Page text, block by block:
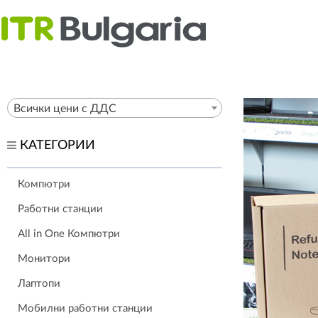
Всички цени с ДДС
КАТЕГОРИИ
Компютри
Работни станции
All in One Компютри
Монитори
Лаптопи
Мобилни работни станции